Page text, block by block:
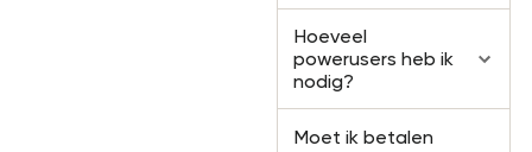
Hoeveel
powerusers heb ik
nodig?
Moet ik betalen